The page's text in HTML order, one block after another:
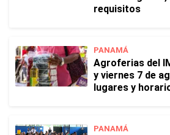
requisitos
PANAMÁ
Agroferias del
y viernes 7 de
lugares y
PANAMÁ